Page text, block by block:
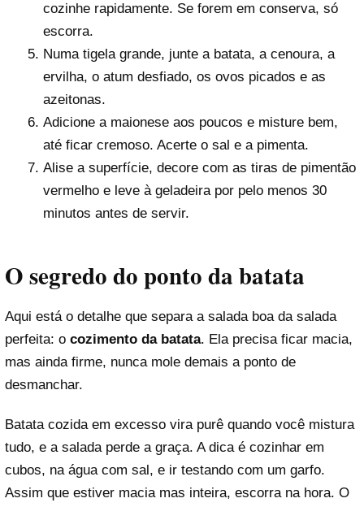
cozinhe rapidamente. Se forem em conserva, só
escorra.
Numa tigela grande, junte a batata, a cenoura, a
ervilha, o atum desfiado, os ovos picados e as
azeitonas.
Adicione a maionese aos poucos e misture bem,
até ficar cremoso. Acerte o sal e a pimenta.
Alise a superfície, decore com as tiras de pimentão
vermelho e leve à geladeira por pelo menos 30
minutos antes de servir.
O segredo do ponto da batata
Aqui está o detalhe que separa a salada boa da salada
perfeita: o cozimento da batata. Ela precisa ficar macia,
mas ainda firme, nunca mole demais a ponto de
desmanchar.
Batata cozida em excesso vira purê quando você mistura
tudo, e a salada perde a graça. A dica é cozinhar em
cubos, na água com sal, e ir testando com um garfo.
Assim que estiver macia mas inteira, escorra na hora. O